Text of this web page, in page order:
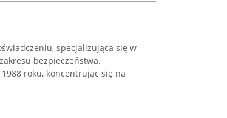
specjalizująca się w
bezpieczeństwa.
roku, koncentrując się na